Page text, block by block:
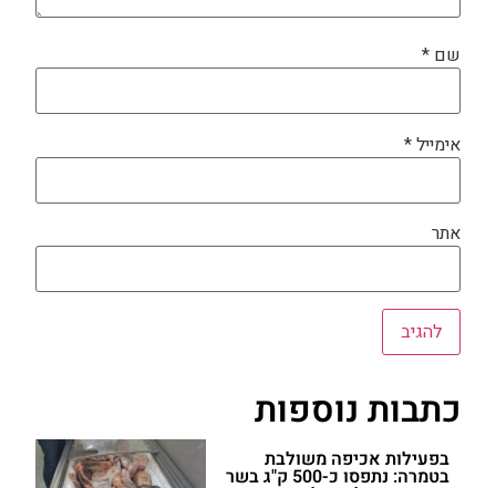
שם *
אימייל*
אתר
כתבות נוספות
בפעילות אכיפה משולבת
בטמרה: נתפסו כ-500 ק"ג בשר